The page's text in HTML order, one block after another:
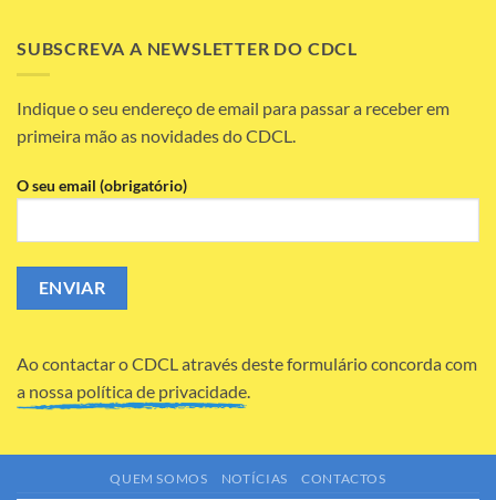
2030
Recrutar!!
SUBSCREVA A NEWSLETTER DO CDCL
Indique o seu endereço de email para passar a receber em
primeira mão as novidades do CDCL.
O seu email (obrigatório)
Ao contactar o CDCL através deste formulário concorda com
a nossa política de privacidade.
QUEM SOMOS NOTÍCIAS CONTACTOS